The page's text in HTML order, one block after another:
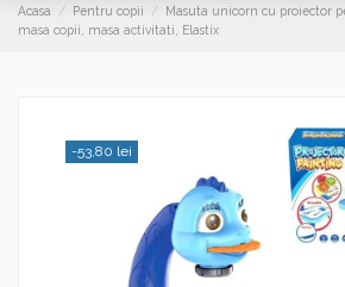
Acasa Pentru copii
Masuta unicorn cu proiector
masa copii, masa activitati, Elastix
-53,80 lei